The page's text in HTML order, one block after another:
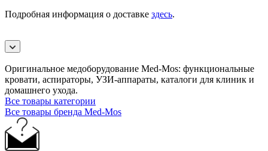
Подробная информация о доставке здесь.
Оригинальное медоборудование Med-Mos: функциональные
кровати, аспираторы, УЗИ-аппараты, каталоги для клиник и
домашнего ухода.
Все товары категории
Все товары бренда Med-Mos